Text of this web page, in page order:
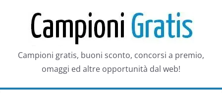
contenuto
Campioni gratis, buoni sconto, concorsi a premio,
omaggi ed altre opportunità dal web!